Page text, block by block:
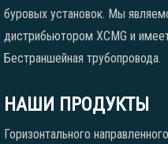
буровых установок. Мы
дистрибьютором XCMG и
Бестраншейная трубопровода.
НАШИ ПРОДУКТЫ
Горизонтального